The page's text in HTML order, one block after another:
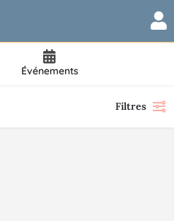
Événements
Filtres